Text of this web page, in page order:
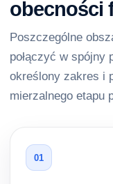
obecności
Poszczególne
połączyć w spójny
określony zakres i
mierzalnego etapu
01